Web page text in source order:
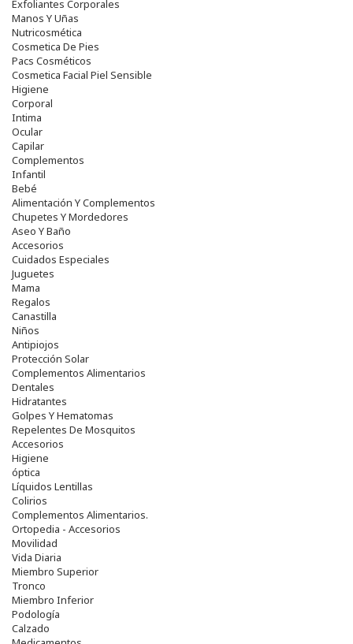
Exfoliantes Corporales
Manos Y Uñas
Nutricosmética
Cosmetica De Pies
Pacs Cosméticos
Cosmetica Facial Piel Sensible
Higiene
Corporal
Intima
Ocular
Capilar
Complementos
Infantil
Bebé
Alimentación Y Complementos
Chupetes Y Mordedores
Aseo Y Baño
Accesorios
Cuidados Especiales
Juguetes
Mama
Regalos
Canastilla
Niños
Antipiojos
Protección Solar
Complementos Alimentarios
Dentales
Hidratantes
Golpes Y Hematomas
Repelentes De Mosquitos
Accesorios
Higiene
óptica
Líquidos Lentillas
Colirios
Complementos Alimentarios.
Ortopedia - Accesorios
Movilidad
Vida Diaria
Miembro Superior
Tronco
Miembro Inferior
Podología
Calzado